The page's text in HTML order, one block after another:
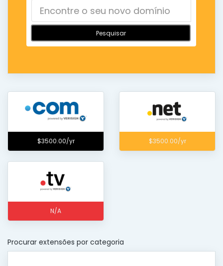
Pesquisar
$3500.00/yr $3500.00/yr
N/A
Procurar extensões por categoria